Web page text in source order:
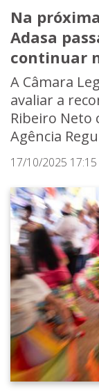
Na
Adasa
continuar
A Câmara
avaliar a
Ribeiro
Agência
17/10/2025 17:15